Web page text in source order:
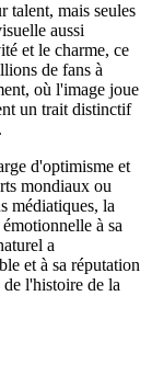
talent, mais seules
aussi
et le charme, ce
de fans à
où l'image joue
un trait distinctif
d'optimisme et
mondiaux ou
médiatiques, la
à sa
a
et à sa réputation
de l'histoire de la